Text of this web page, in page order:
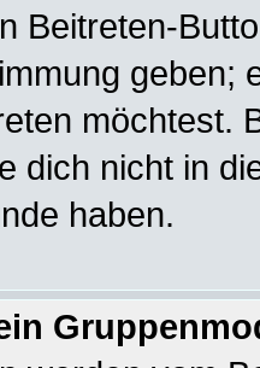
Beitreten-
geben;
möchtest.
dich nicht in
haben.